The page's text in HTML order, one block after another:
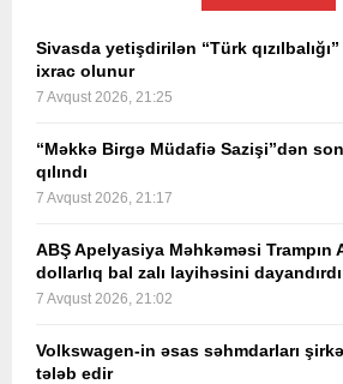
Sivasda yetişdirilən “Türk
ixrac olunur
7 Avqust 2026, 21:25
“Məkkə Birgə Müdafiə Sazişi”dən
qılındı
7 Avqust 2026, 21:17
ABŞ Apelyasiya Məhkəməsi Trampın
dollarlıq bal zalı layihəsini dayandırdı
7 Avqust 2026, 21:02
Volkswagen-in əsas səhmdarları
tələb edir